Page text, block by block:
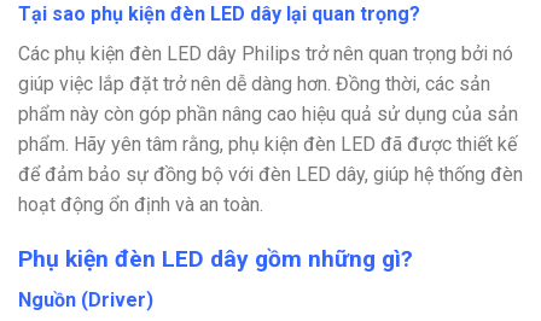
Tại sao phụ kiện đèn LED dây lại quan trọng?
Các phụ kiện đèn LED dây Philips trở nên quan trọng bởi nó
giúp việc lắp đặt trở nên dễ dàng hơn. Đồng thời, các sản
phẩm này còn góp phần nâng cao hiệu quả sử dụng của sản
phẩm. Hãy yên tâm rằng, phụ kiện đèn LED đã được thiết kế
để đảm bảo sự đồng bộ với đèn LED dây, giúp hệ thống đèn
hoạt động ổn định và an toàn.
Phụ kiện đèn LED dây gồm những gì?
Nguồn (Driver)